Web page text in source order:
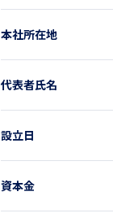
本社所在地
代表者氏名
設立日
資本金